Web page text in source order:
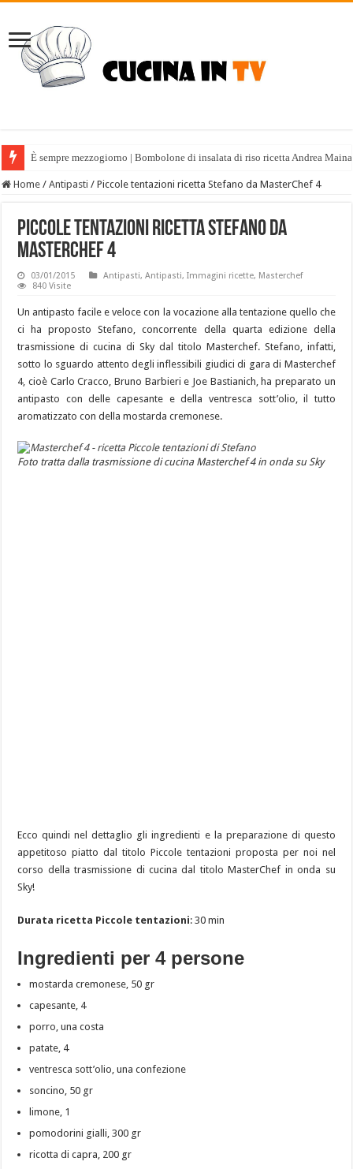
È sempre mezzogiorno | Bombolone di insalata di riso ricetta Andrea
Home / Antipasti / Piccole tentazioni ricetta Stefano da MasterChef 4
Piccole tentazioni ricetta Stefano da
MasterChef 4
03/01/2015 Antipasti,Antipasti,Immagini ricette, Masterchef
840 Visite
Un antipasto facile e veloce con la vocazione alla tentazione quello che
ci ha proposto Stefano, concorrente della quarta edizione della
trasmissione di cucina di Sky dal titolo Masterchef. Stefano, infatti,
sotto lo sguardo attento degli inflessibili giudici di gara di Masterchef
4, cioè Carlo Cracco, Bruno Barbieri e Joe Bastianich, ha preparato un
antipasto con delle capesante e della ventresca sott’olio, il tutto
aromatizzato con della mostarda cremonese.
Foto tratta dalla trasmissione di cucina Masterchef 4 in onda su Sky
Ecco quindi nel dettaglio gli ingredienti e la preparazione di questo
appetitoso piatto dal titolo Piccole tentazioni proposta per noi nel
corso della trasmissione di cucina dal titolo MasterChef in onda su
Sky!
Durata ricetta Piccole tentazioni: 30 min
Ingredienti per 4 persone
mostarda cremonese, 50 gr
capesante, 4
porro, una costa
patate, 4
ventresca sott’olio, una confezione
soncino, 50 gr
limone, 1
pomodorini gialli, 300 gr
ricotta di capra, 200 gr